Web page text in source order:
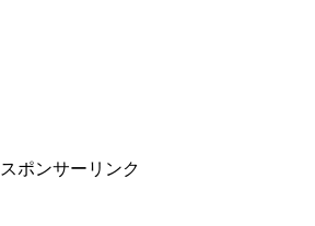
スポンサーリンク